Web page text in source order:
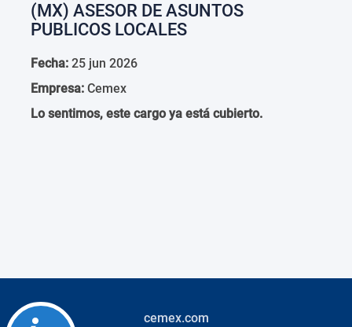
(MX) ASESOR DE ASUNTOS
PUBLICOS LOCALES
Fecha: 25 jun 2026
Empresa: Cemex
Lo sentimos, este cargo ya está cubierto.
cemex.com